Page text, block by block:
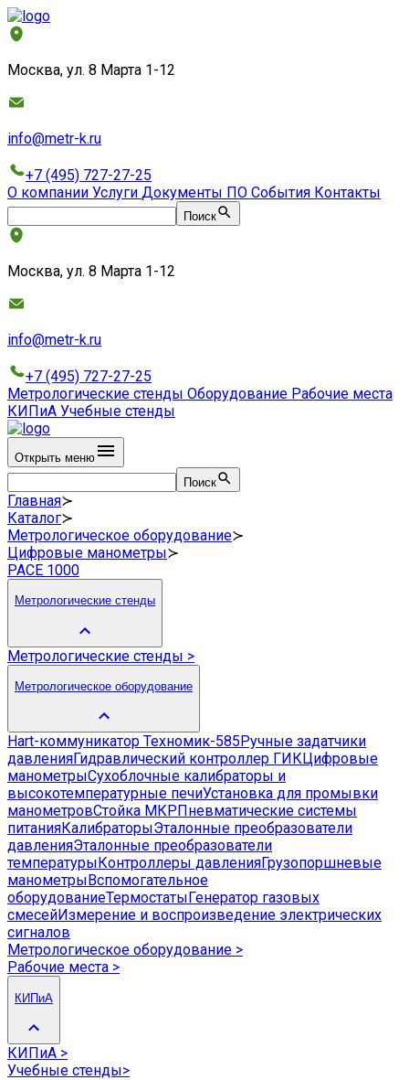
Москва, ул. 8 Марта 1-12
info@metr-k.ru
+7 (495) 727-27-25
О компании Услуги Документы ПО События Контакты
Поиск
Москва, ул. 8 Марта 1-12
info@metr-k.ru
+7 (495) 727-27-25
Метрологические стенды Оборудование Рабочие места
КИПиА Учебные стенды
Открыть меню
Поиск
Главная≻
Каталог≻
Метрологическое оборудование≻
Цифровые манометры≻
PACE 1000
Метрологические стенды
Метрологические стенды >
Метрологическое оборудование
Hart-коммуникатор Техномик-585 Ручные задатчики
давленияГидравлический контроллер ГИКЦифровые
манометрыСухоблочные калибраторы и
высокотемпературные печиУстановка для промывки
манометровСтойка МКР Пневматические системы
питанияКалибраторыЭталонные преобразователи
давленияЭталонные преобразователи
температуры Контроллеры давленияГрузопоршневые
манометры Вспомогательное
оборудованиеТермостаты Генератор газовых
смесейИзмерение и воспроизведение электрических
сигналов
Метрологическое оборудование >
Рабочие места >
КИПиА
КИПиА >
Учебные стенды>